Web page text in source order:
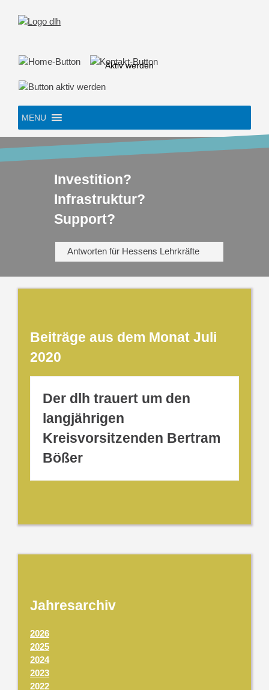
Aktiv werden
MENU
Investition?
Infrastruktur?
Support?
Antworten für Hessens Lehrkräfte
Beiträge aus dem Monat Juli
2020
Der dlh trauert um den
langjährigen
Kreisvorsitzenden Bertram
Bößer
Jahresarchiv
2026
2025
2024
2023
2022